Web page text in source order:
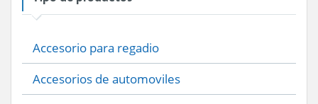
Accesorio para regadio
Accesorios de automoviles